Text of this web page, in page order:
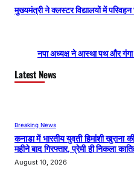
मुख्यमंत्री ने क्लस्टर विद्यालयों में
नपा अध्यक्ष ने आस्था पथ और गंगा
Latest News
Breaking News
कनाडा में भारतीय युवती हिमांशी खुराना
महीने बाद गिरफ्तार, प्रेमी ही निकला
August 10, 2026